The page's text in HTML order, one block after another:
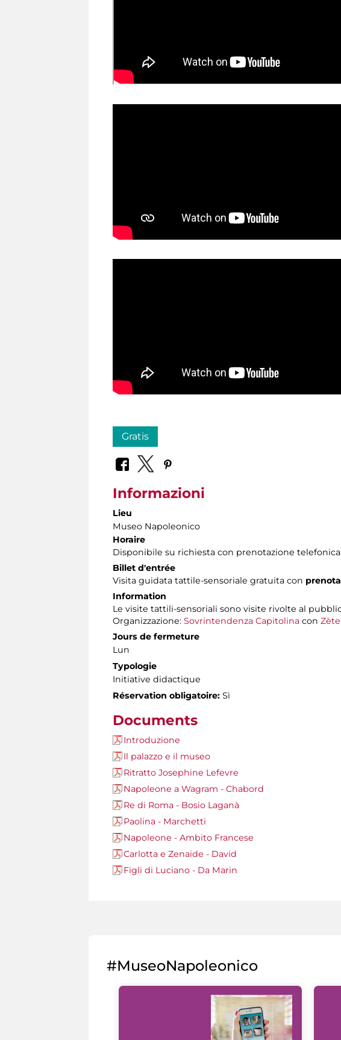
Gratis
Informazioni
Lieu
Museo Napoleonico
Horaire
Disponibile su richiesta con prenotazione
Billet d'entrée
Visita guidata tattile-sensoriale gratuita con
Information
Le visite tattili-sensoriali sono visite rivolte al
Organizzazione: Sovrintendenza Capitolina con
Jours de fermeture
Lun
Typologie
Initiative didactique
Réservation obligatoire: Sì
Documents
Introduzione
Il palazzo e il museo
Ritratto Josephine Lefevre
Napoleone a Wagram - Chabord
Re di Roma - Bosio Laganà
Paolina - Marchetti
Napoleone - Ambito Francese
Carlotta e Zenaide - David
Figli di Luciano - Da Marin
#MuseoNapoleonico